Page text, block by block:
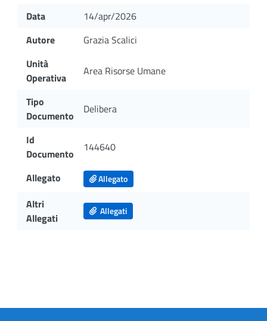
Data
14/apr/2026
Autore
Grazia Scalici
Unità
Operativa
Area Risorse Umane
Tipo
Documento
Delibera
Id
Documento
144640
Allegato Allegato
Altri
Allegati
Allegati